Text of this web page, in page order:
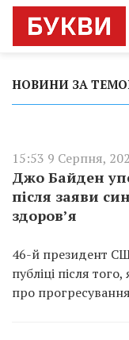
НОВИНИ ЗА
15:53 9 Серпня,
Джо Байден
після заяви
здоров’я
46-й президент
публіці після
про